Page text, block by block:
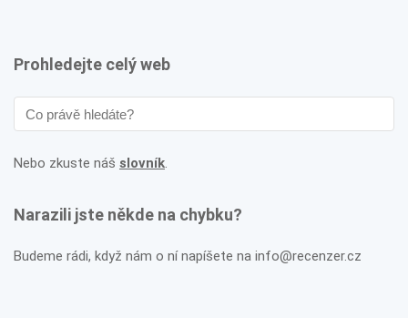
Prohledejte celý web
Nebo zkuste náš slovník.
Narazili jste někde na chybku?
Budeme rádi, když nám o ní napíšete na info@recenzer.cz